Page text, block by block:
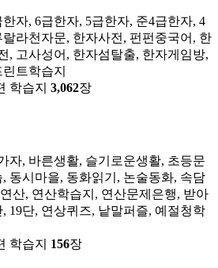
자, 6급한자, 5급한자, 준4급한자, 4
랄라천자문, 한자사전, 펀펀중국어, 한
, 고사성어, 한자섬탈출, 한자게임방,
트학습지
학습지 3,062장
자, 바른생활, 슬기로운생활, 초등문
동시마을, 동화읽기, 논술동화, 속담
산, 연산학습지, 연산문제은행, 받아
19단, 연상퀴즈, 낱말퍼즐, 예절청학
학습지 156장